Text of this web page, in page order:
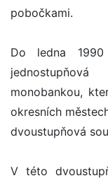
pobočkami.
Do ledna
monobankou,
okresních
dvoustupňová
V této